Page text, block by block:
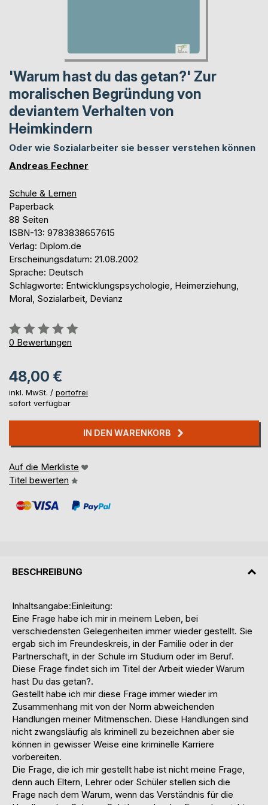
'Warum hast du das getan?' Zur
moralischen Begründung von
deviantem Verhalten von
Heimkindern
Oder wie Sozialarbeiter sie besser verstehen können
Andreas Fechner
Schule & Lernen
Paperback
88 Seiten
ISBN-13: 9783838657615
Verlag: Diplom.de
Erscheinungsdatum: 21.08.2002
Sprache: Deutsch
Schlagworte: Entwicklungspsychologie, Heimerziehung,
Moral, Sozialarbeit, Devianz
Bewertung::
0%
0 Bewertungen
48,00 €
inkl. MwSt. / portofrei
sofort verfügbar
IN DEN WARENKORB
Auf die Merkliste
Titel bewerten
BESCHREIBUNG
Inhaltsangabe:Einleitung:
Eine Frage habe ich mir in meinem Leben, bei
verschiedensten Gelegenheiten immer wieder gestellt. Sie
ergab sich im Freundeskreis, in der Familie oder in der
Partnerschaft, in der Schule im Studium oder im Beruf.
Diese Frage findet sich im Titel der Arbeit wieder Warum
hast Du das getan?.
Gestellt habe ich mir diese Frage immer wieder im
Zusammenhang mit von der Norm abweichenden
Handlungen meiner Mitmenschen. Diese Handlungen sind
nicht zwangsläufig als kriminell zu bezeichnen aber sie
können in gewisser Weise eine kriminelle Karriere
vorbereiten.
Die Frage, die ich mir gestellt habe ist nicht meine Frage,
denn auch Eltern, Lehrer oder Schüler stellen sich die
Frage nach dem Warum, wenn das Verständnis für die